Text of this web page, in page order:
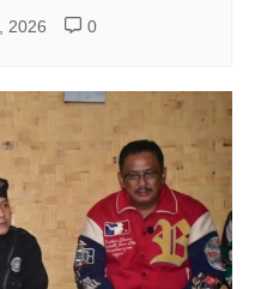
2026 0